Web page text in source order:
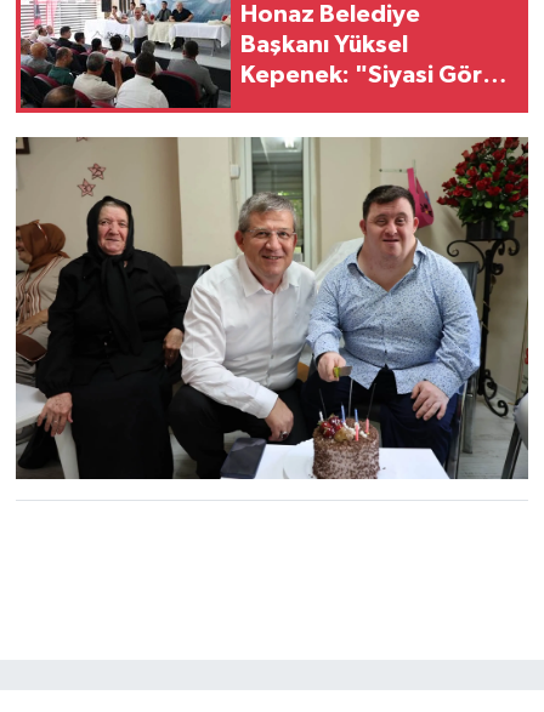
Honaz Belediye
Başkanı Yüksel
Kepenek: "Siyasi Görüş
Çalışıyoruz"